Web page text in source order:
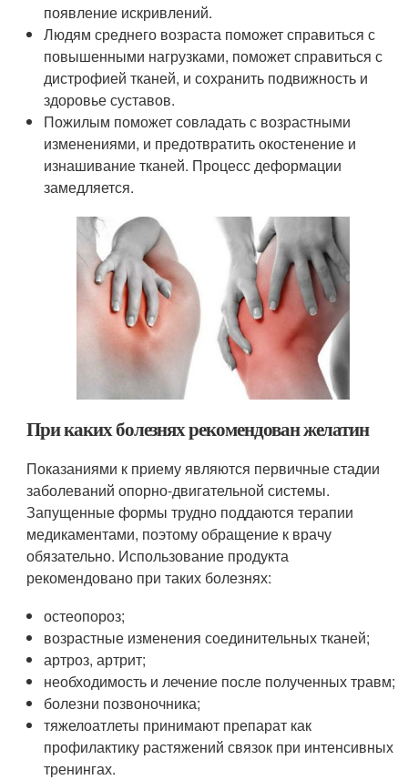
появление искривлений.
Людям среднего возраста поможет справиться с
повышенными нагрузками, поможет справиться с
дистрофией тканей, и сохранить подвижность и
здоровье суставов.
Пожилым поможет совладать с возрастными
изменениями, и предотвратить окостенение и
изнашивание тканей. Процесс деформации
замедляется.
При каких болезнях рекомендован желатин
Показаниями к приему являются первичные стадии
заболеваний опорно-двигательной системы.
Запущенные формы трудно поддаются терапии
медикаментами, поэтому обращение к врачу
обязательно. Использование продукта
рекомендовано при таких болезнях:
остеопороз;
возрастные изменения соединительных тканей;
артроз, артрит;
необходимость и лечение после полученных травм;
болезни позвоночника;
тяжелоатлеты принимают препарат как
профилактику растяжений связок при интенсивных
тренингах.